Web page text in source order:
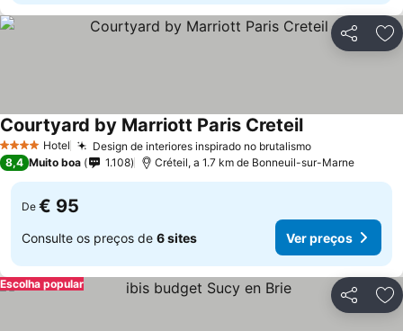
Partilhar
4 EstrelasHotel Design de interiores inspirado no brutalismoVer preços
Courtyard by Marriott Paris CreteilVer preços
8,4 Muito boa 1.108 Créteil, a 1.7 km de Bonneuil-sur-Marne
De € 95
Consulte os preços de 6 sites Ver preços
Partilhar
Escolha popular